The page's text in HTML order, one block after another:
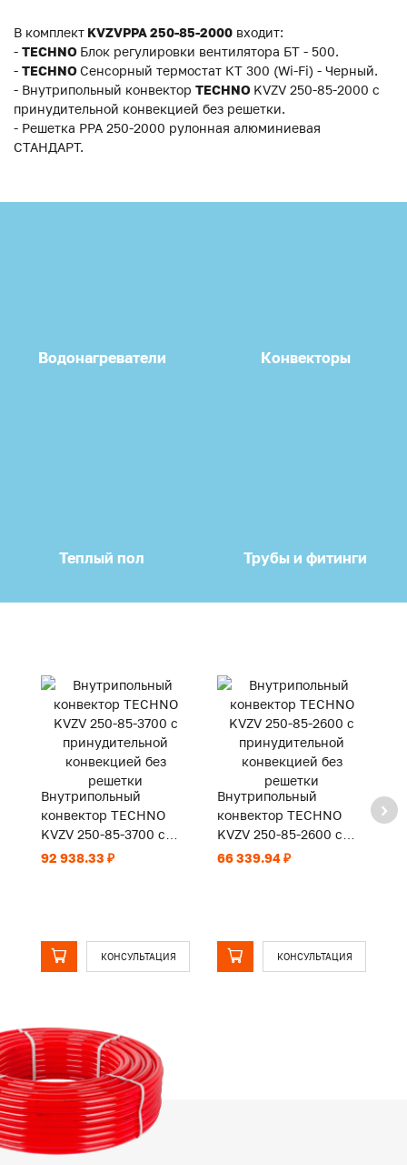
В комплект KVZVPPA 250-85-2000 входит:
- TECHNO Блок регулировки вентилятора БТ - 500.
- TECHNOСенсорный термостат КT 300 (Wi-Fi) - Черный.
- Внутрипольный конвектор TECHNO KVZV 250-85-2000 с
принудительной конвекцией без решетки.
- Решетка РРА 250-2000 рулонная алюминиевая
СТАНДАРТ.
Водонагреватели Конвекторы
Теплый пол Трубы и фитинги
Внутрипольный
конвектор TECHNO
KVZV 250-85-3700 с
принудительной
92 938.33 ₽
КОНСУЛЬТАЦИЯ
Внутрипольный
конвектор TECHNO
KVZV 250-85-2600 с
принудительной
66 339.94 ₽
КОНСУЛЬТАЦИЯ